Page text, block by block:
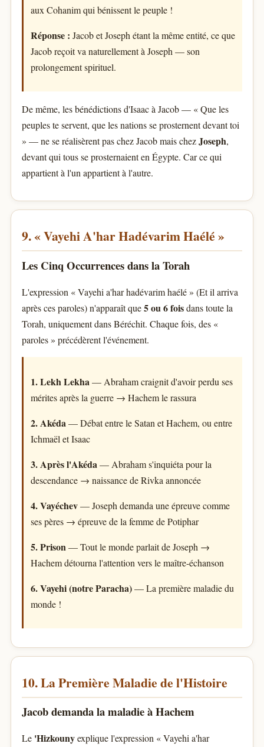
aux Cohanim qui bénissent le peuple !
Réponse : Jacob et Joseph étant la même entité, ce que
Jacob reçoit va naturellement à Joseph — son
prolongement spirituel.
De même, les bénédictions d'Isaac à Jacob — « Que les
peuples te servent, que les nations se prosternent devant toi
» — ne se réalisèrent pas chez Jacob mais chezJoseph,
devant qui tous se prosternaient en Égypte. Car ce qui
appartient à l'un appartient à l'autre.
9. « Vayehi A'har Hadévarim Haélé »
Les Cinq Occurrences dans la Torah
L'expression « Vayehi a'har hadévarim haélé » (Et il arriva
après ces paroles) n'apparaît que5 ou 6 foisdans toute la
Torah, uniquement dans Béréchit. Chaque fois, des «
paroles » précédèrent l'événement.
1. Lekh Lekha — Abraham craignit d'avoir perdu ses
mérites après la guerre → Hachem le rassura
2. Akéda — Débat entre le Satan et Hachem, ou entre
Ichmaël et Isaac
3. Après l'Akéda — Abraham s'inquiéta pour la
descendance → naissance de Rivka annoncée
4. Vayéchev— Joseph demanda une épreuve comme
ses pères → épreuve de la femme de Potiphar
5. Prison — Tout le monde parlait de Joseph →
Hachem détourna l'attention vers le maître-échanson
6. Vayehi (notre Paracha)— La première maladie du
monde !
10. La Première Maladie de l'Histoire
Jacob demanda la maladie à Hachem
Le 'Hizkounyexplique l'expression « Vayehi a'har